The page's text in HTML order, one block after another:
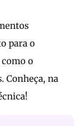
para o
o
Conheça, na